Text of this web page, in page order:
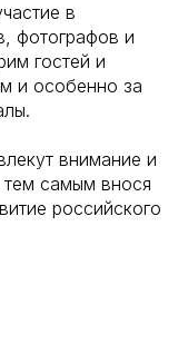
в
фотографов и
гостей и
и особенно за
внимание и
тем самым внося
российского